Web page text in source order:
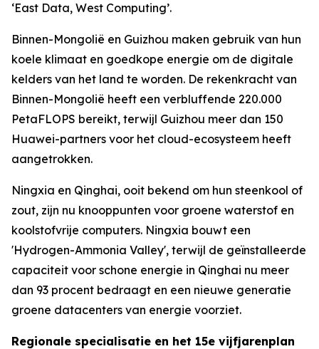
‘East Data, West Computing’.
Binnen-Mongolië en Guizhou maken gebruik van hun
koele klimaat en goedkope energie om de digitale
kelders van het land te worden. De rekenkracht van
Binnen-Mongolië heeft een verbluffende 220.000
PetaFLOPS bereikt, terwijl Guizhou meer dan 150
Huawei-partners voor het cloud-ecosysteem heeft
aangetrokken.
Ningxia en Qinghai, ooit bekend om hun steenkool of
zout, zijn nu knooppunten voor groene waterstof en
koolstofvrije computers. Ningxia bouwt een
'Hydrogen-Ammonia Valley', terwijl de geïnstalleerde
capaciteit voor schone energie in Qinghai nu meer
dan 93 procent bedraagt en een nieuwe generatie
groene datacenters van energie voorziet.
Regionale specialisatie en het 15e vijfjarenplan